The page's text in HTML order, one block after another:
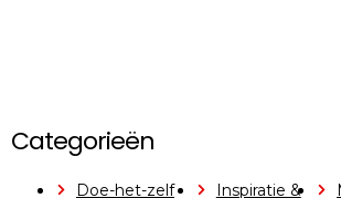
Categorieën
Doe-het-zelf
Inspiratie &